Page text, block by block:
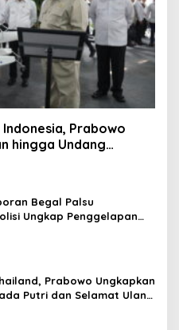
Prabowo
hingga Undang
Begal Palsu
Ungkap Penggelapan
untuk Crypto
Prabowo Ungkapkan
Putri dan Selamat Ulang